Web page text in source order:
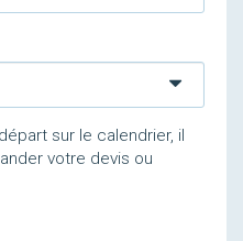
sur le calendrier, il
votre devis ou